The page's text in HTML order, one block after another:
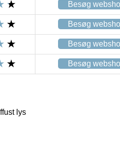
Besøg
Besøg
Besøg
Besøg
lys